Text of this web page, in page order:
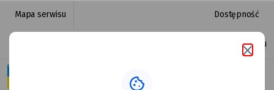
przejdź do nawigacji strony
przejdź do treści strony
przejdź do stopki strony
Ogłoszenie
o
naborze
zgłoszeń
Mapa serwisu Dostępność
Ułatwienia dostępu
Platforma zakupowa